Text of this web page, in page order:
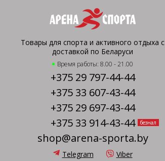
Товары для спорта и активного отдыха с
доставкой по Беларуси
Время работы: 8.00 - 21.00
+375 29 797-44-44
+375 33 607-43-44
+375 29 697-43-44
+375 33 914-43-44
безнал
shop@arena-sporta.by
Telegram Viber